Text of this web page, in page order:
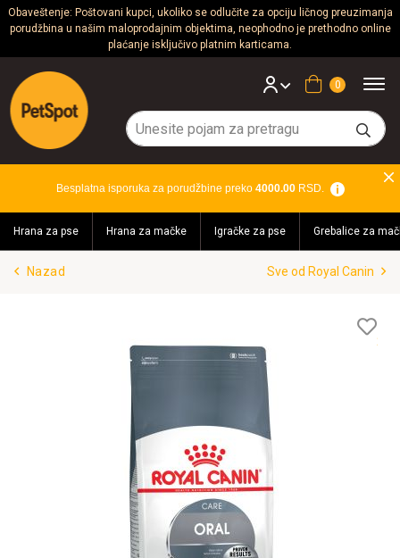
Obaveštenje: Poštovani kupci, ukoliko se odlučite za opciju ličnog preuzimanja
porudžbina u našim maloprodajnim objektima, neophodno je prethodno online
plaćanje isključivo platnim karticama.
Psi
Mačke
Glodari
Akvaristika
Teraristika
Brendovi
Korpa
Besplatna isporuka za porudžbine preko 4000.00RSD.
Hrana za pse Hrana za mačke Igračke za pse Grebalice za
Nazad Sve od Royal Canin